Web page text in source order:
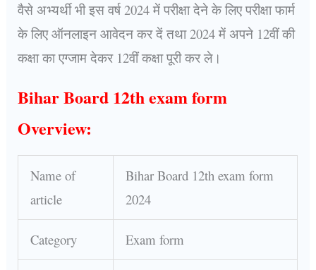
वैसे अभ्यर्थी भी इस वर्ष 2024 में परीक्षा देने के लिए परीक्षा फार्म
के लिए ऑनलाइन आवेदन कर दें तथा 2024 में अपने 12वीं की
कक्षा का एग्जाम देकर 12वीं कक्षा पूरी कर ले।
Bihar Board 12th exam form
Overview:
Name of
article
Bihar Board 12th exam form
2024
Category Exam form